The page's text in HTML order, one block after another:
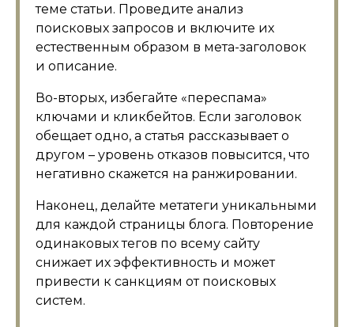
теме статьи. Проведите анализ
поисковых запросов и включите их
естественным образом в мета-заголовок
и описание.
Во-вторых, избегайте «переспама»
ключами и кликбейтов. Если заголовок
обещает одно, а статья рассказывает о
другом – уровень отказов повысится, что
негативно скажется на ранжировании.
Наконец, делайте метатеги уникальными
для каждой страницы блога. Повторение
одинаковых тегов по всему сайту
снижает их эффективность и может
привести к санкциям от поисковых
систем.